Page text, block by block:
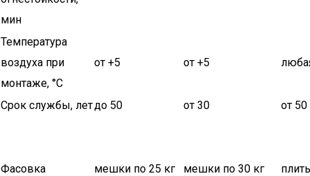
мин
Температура
воздуха при
монтаже, °С
от +5 от +5
Срок службы, летдо 50 от 30 от 50
Фасовка мешки по 25 кг мешки по 30 кг